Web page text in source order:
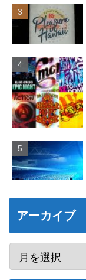
アーカイブ